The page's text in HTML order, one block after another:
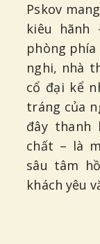
Pskov
kiêu
phòng phía
nghi, nhà
cổ đại kể
tráng của
đây thanh
chất – là
sâu tâm
khách yêu